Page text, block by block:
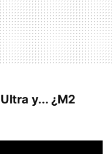
y... ¿M2